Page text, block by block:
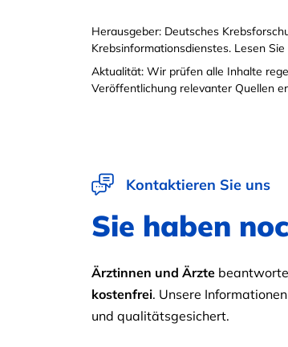
Herausgeber: Deutsches
Krebsinformationsdienstes. Lesen
Aktualität: Wir prüfen alle Inhalte
Veröffentlichung relevanter Quellen
Kontaktieren Sie uns
Sie haben
Ärztinnen und Ärzte
kostenfrei. Unsere
und qualitätsgesichert.